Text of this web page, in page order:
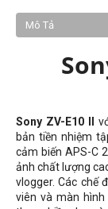
Mô Tả
Sony ZV-E10 II
bản tiền nhiệm
cảm biến APS-C
ảnh chất lượng
vlogger. Các chế
viên và màn